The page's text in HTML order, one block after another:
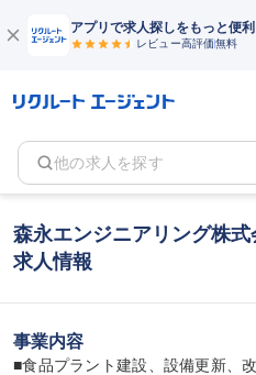
アプリで求人探しをもっと便利
レビュー高評価無料
他の求人を探す
森永エンジニアリング株式
求人情報
事業内容
■食品プラント建設、設備更新、